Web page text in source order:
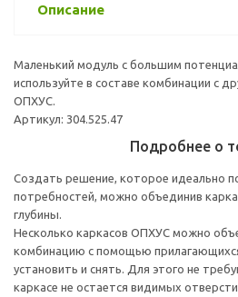
Описание
Маленький модуль с большим
используйте в составе комбинации с
ОПХУС.
Артикул: 304.525.47
Подробнее о
Создать решение, которое идеально
потребностей, можно объединив
глубины.
Несколько каркасов ОПХУС можно
комбинацию с помощью
установить и снять. Для этого не
каркасе не остается видимых